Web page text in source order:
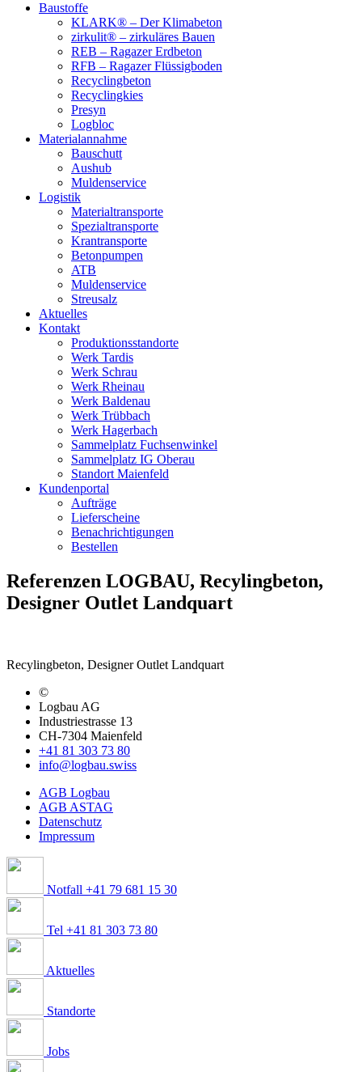
Baustoffe
KLARK® – Der Klimabeton
zirkulit® – zirkuläres Bauen
REB – Ragazer Erdbeton
RFB – Ragazer Flüssigboden
Recyclingbeton
Recyclingkies
Presyn
Logbloc
Materialannahme
Bauschutt
Aushub
Muldenservice
Logistik
Materialtransporte
Spezialtransporte
Krantransporte
Betonpumpen
ATB
Muldenservice
Streusalz
Aktuelles
Kontakt
Produktionsstandorte
Werk Tardis
Werk Schrau
Werk Rheinau
Werk Baldenau
Werk Trübbach
Werk Hagerbach
Sammelplatz Fuchsenwinkel
Sammelplatz IG Oberau
Standort Maienfeld
Kundenportal
Aufträge
Lieferscheine
Benachrichtigungen
Bestellen
Referenzen LOGBAU, Recylingbeton,
Designer Outlet Landquart
Recylingbeton, Designer Outlet Landquart
©
Logbau AG
Industriestrasse 13
CH-7304 Maienfeld
+41 81 303 73 80
info@logbau.swiss
AGB Logbau
AGB ASTAG
Datenschutz
Impressum
Notfall +41 79 681 15 30
Tel +41 81 303 73 80
Aktuelles
Standorte
Jobs